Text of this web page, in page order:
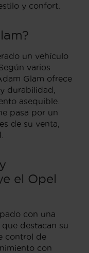
y confort.
un vehículo
varios
Glam ofrece
durabilidad,
asequible.
pasa por un
de su venta,
el Opel
con una
destacan su
control de
con